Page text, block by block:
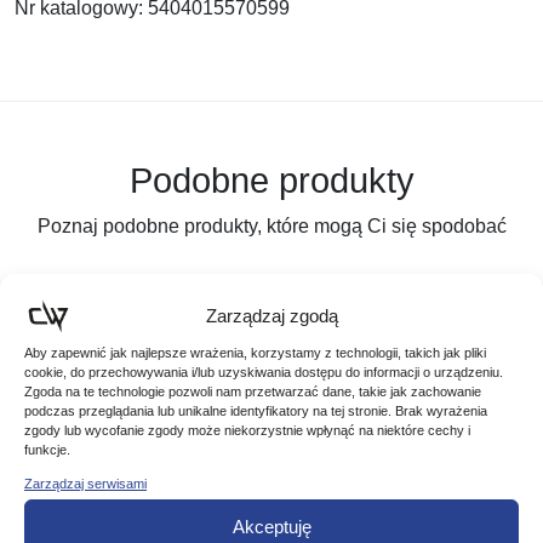
Zarządzaj zgodą
Aby zapewnić jak najlepsze wrażenia, korzystamy z technologii, takich jak pliki
cookie, do przechowywania i/lub uzyskiwania dostępu do informacji o urządzeniu.
Zgoda na te technologie pozwoli nam przetwarzać dane, takie jak zachowanie
podczas przeglądania lub unikalne identyfikatory na tej stronie. Brak wyrażenia
zgody lub wycofanie zgody może niekorzystnie wpłynąć na niektóre cechy i
funkcje.
Zarządzaj serwisami
Akceptuję
Nr katalogowy: 5404015570599
Podobne produkty
Poznaj podobne produkty, które mogą Ci się spodobać